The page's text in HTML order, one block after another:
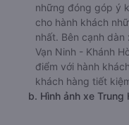
những đóng góp ý
cho hành khách
nhất. Bên cạnh
Vạn Ninh - Khánh
điểm với hành
khách hàng tiết
b. Hình ảnh xe Trung